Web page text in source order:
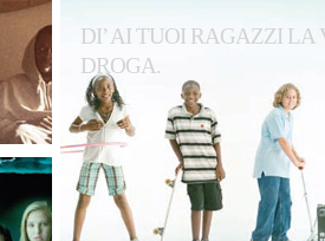
DI’ AI TUOI RAGAZZI
DROGA.